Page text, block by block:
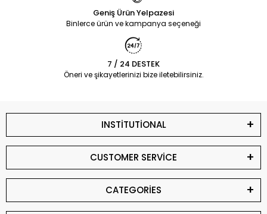
Geniş Ürün Yelpazesi
Binlerce ürün ve kampanya seçeneği
7 / 24 DESTEK
Öneri ve şikayetlerinizi bize iletebilirsiniz.
INSTİTUTİONAL
CUSTOMER SERVİCE
CATEGORİES